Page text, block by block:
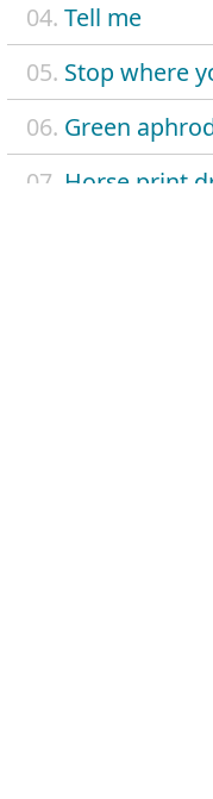
04. Tell me
05. Stop where
06. Green
07. Horse print